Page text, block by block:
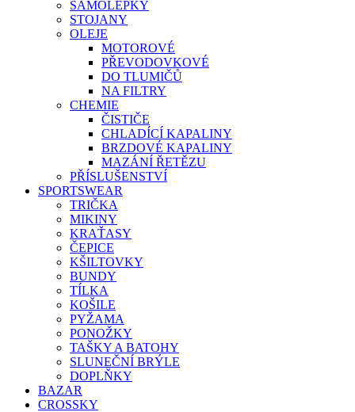
SAMOLEPKY
STOJANY
OLEJE
MOTOROVÉ
PŘEVODOVKOVÉ
DO TLUMIČŮ
NA FILTRY
CHEMIE
ČISTIČE
CHLADÍCÍ KAPALINY
BRZDOVÉ KAPALINY
MAZÁNÍ ŘETĚZU
PŘÍSLUŠENSTVÍ
SPORTSWEAR
TRIČKA
MIKINY
KRAŤASY
ČEPICE
KŠILTOVKY
BUNDY
TÍLKA
KOŠILE
PYŽAMA
PONOŽKY
TAŠKY A BATOHY
SLUNEČNÍ BRÝLE
DOPLŇKY
BAZAR
CROSSKY